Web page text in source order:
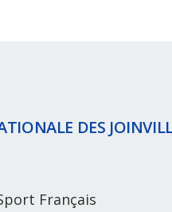
DES
Français